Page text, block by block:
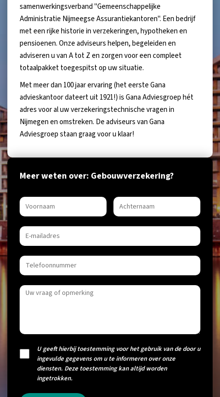
samenwerkingsverband "Gemeenschappelijke
Administratie Nijmeegse Assurantiekantoren". Een bedrijf
met een rijke historie in verzekeringen, hypotheken en
pensioenen. Onze adviseurs helpen, begeleiden en
adviseren u van A tot Z en zorgen voor een compleet
totaalpakket toegespitst op uw situatie.
Met meer dan 100 jaar ervaring (het eerste Gana
advieskantoor dateert uit 1921!) is Gana Adviesgroep hét
adres voor al uw verzekeringstechnische vragen in
Nijmegen en omstreken. De adviseurs van Gana
Adviesgroep staan graag voor u klaar!
Meer weten over: Gebouwverzekering?
U geeft hierbij toestemming voor het gebruik van de door u
ingevulde gegevens om u te informeren over onze
diensten. Deze toestemming kan altijd worden
ingetrokken.